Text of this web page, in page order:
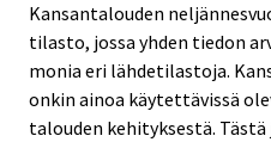
Kansantalouden
tilasto, jossa yhden tiedon
monia eri lähdetilastoja.
onkin ainoa käytettävissä
talouden kehityksestä.